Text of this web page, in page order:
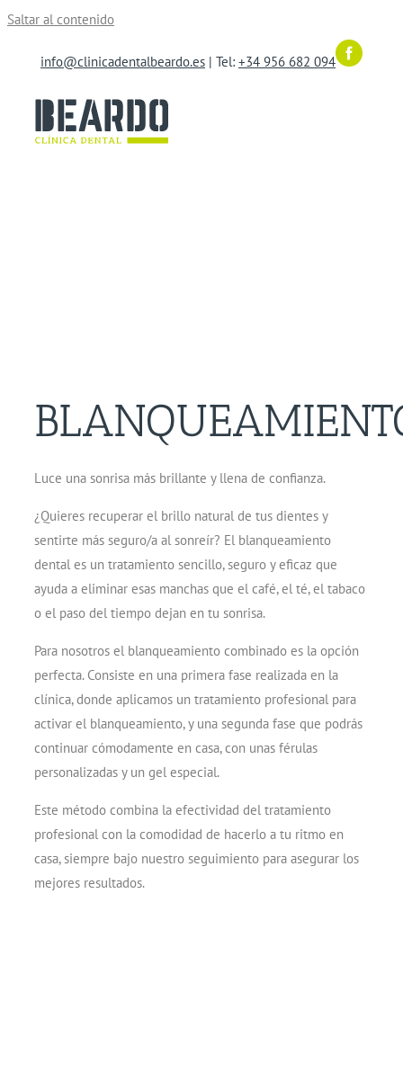
Saltar al contenido
info@clinicadentalbeardo.es | Tel: +34 956 682 094
Luce una sonrisa más brillante y llena de confianza.
¿Quieres recuperar el brillo natural de tus dientes y
sentirte más seguro/a al sonreír? El blanqueamiento
dental es un tratamiento sencillo, seguro y eficaz que
ayuda a eliminar esas manchas que el café, el té, el tabaco
o el paso del tiempo dejan en tu sonrisa.
Para nosotros el blanqueamiento combinado es la opción
perfecta. Consiste en una primera fase realizada en la
clínica, donde aplicamos un tratamiento profesional para
activar el blanqueamiento, y una segunda fase que podrás
continuar cómodamente en casa, con unas férulas
personalizadas y un gel especial.
Este método combina la efectividad del tratamiento
profesional con la comodidad de hacerlo a tu ritmo en
casa, siempre bajo nuestro seguimiento para asegurar los
mejores resultados.